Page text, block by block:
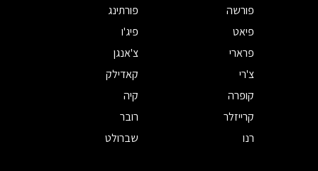
פורשה
פורתינג
פיאט
פיג'ו
פרארי
צ'אנגן
צ'רי
קאדילק
קופרה
קיה
קרייזלר
רובר
רנו
שברולט